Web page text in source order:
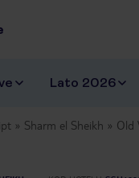
Lato 2026
Sharm el Sheikh Old